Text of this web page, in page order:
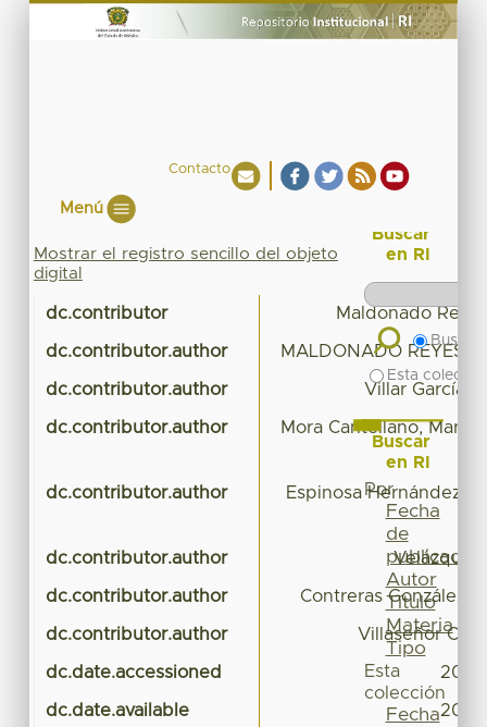
Contacto
Menú
Mostrar el registro sencillo del objeto
digital
dc.contributor Maldonado
dc.contributor.author MALDONADO REYES,
dc.contributor.author Villar García,
dc.contributor.author Mora Cantellano, María
dc.contributor.author Espinosa Hernández,
dc.contributor.author Velázquez
dc.contributor.author Contreras González,
dc.contributor.author Villaseñor
dc.date.accessioned
dc.date.available
Buscar
en RI
Buscar
Esta
Buscar
en RI
Por
Fecha
de
publicación
Autor
Título
Materia
Tipo
Esta
colección
Fecha